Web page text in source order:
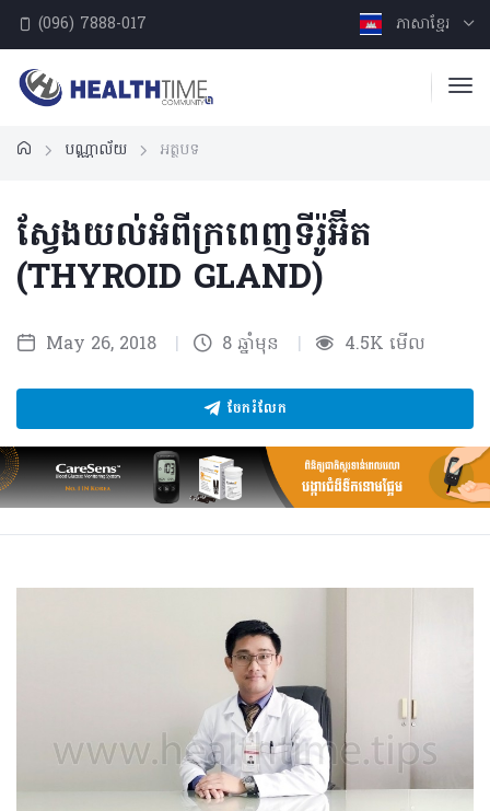
(096) 7888-017 ភាសាខ្មែរ
បណ្ណាល័យ អត្ថបទ
ស្វែងយល់អំពីក្រពេញទីរ៉ូអ៊ីត
(THYROID GLAND)
May 26, 2018 | 8 ឆ្នាំមុន | 4.5K មើល
ចែករំលែក